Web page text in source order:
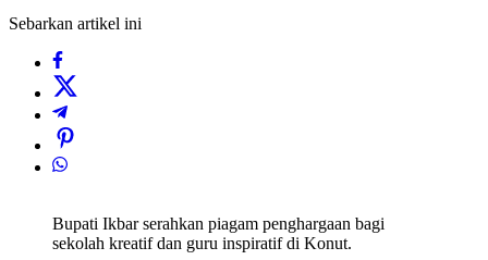
Sebarkan artikel ini
Bupati Ikbar serahkan piagam penghargaan bagi
sekolah kreatif dan guru inspiratif di Konut.